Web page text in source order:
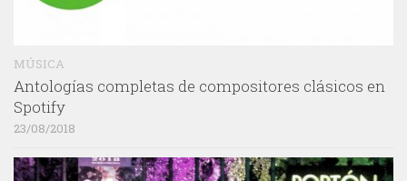
MÚSICA
Antologías completas de compositores clásicos en
Spotify
23/08/2018